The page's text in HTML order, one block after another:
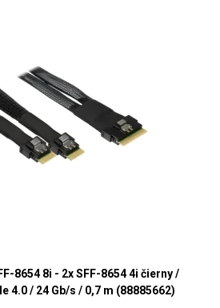
8654 8i - 2x SFF-8654 4i čierny /
4.0 / 24 Gb/s / 0,7 m (88885662)